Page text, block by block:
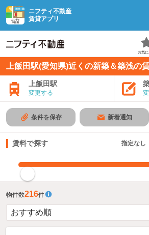
ニフティ不動産
賃貸アプリ
お気に
上飯田駅(愛知県)近くの新築＆築浅の
上飯田駅
変更する
条件を保存 新着通知
賃料で探す 指定なし
物件数216件